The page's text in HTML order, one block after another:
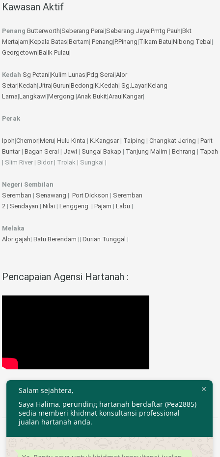
Kawasan Aktif
Penang Butterworth|Seberang Perai|Seberang Jaya|Pmtg Pauh|Bkt
Mertajam|Kepala Batas|Bertam| Penang|P.Pinang|Tikam Batu|Nibong Tebal |
Georgetown|Balik Pulau|
Kedah Sg Petani|Kulim Lunas|Pdg Serai|Alor
Setar|Kedah|Jitra|Gurun|Bedong|K.Kedah| Sg.Layar|Kelang
Lama|Langkawi|Mergong |Anak Bukit|Arau|Kangar|
Perak
Ipoh|Chemor|Meru| Hulu Kinta | K.Kangsar| Taiping | Changkat Jering | Parit
Buntar| Bagan Serai | Jawi | Sungai Bakap | Tanjung Malim | Behrang | Tapah
| Slim River | Bidor | Trolak | Sungkai |
Negeri Sembilan
Seremban | Senawang | Port Dickson | Seremban
2 | Sendayan | Nilai | Lenggeng | Pajam | Labu |
Melaka
Alor gajah| Batu Berendam || Durian Tunggal |
Pencapaian Agensi Hartanah :
2020 © EjenHartanahKL.com. All Right Reserved.
Developed byMyTranspro
Salam sejahtera,
Saya Halima, perunding hartanah berdaftar (Pea2885)
sedia memberi khidmat konsultansi professional
jualan hartanah anda.